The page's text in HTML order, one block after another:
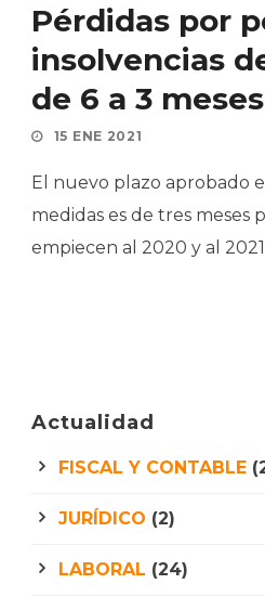
Pérdidas por
insolvencias
de 6 a 3 meses
15 ENE 2021
El nuevo plazo aprobado
medidas es de tres meses
empiecen al 2020 y al 2021
Actualidad
FISCAL Y CONTABLE
JURÍDICO (2)
LABORAL (24)